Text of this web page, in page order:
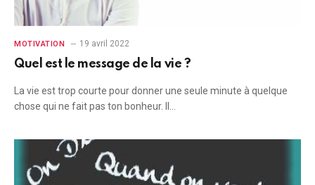
MOTIVATION 19 avril 2022
Quel est le message de la vie ?
La vie est trop courte pour donner une seule minute à quelque
chose qui ne fait pas ton bonheur. Il…